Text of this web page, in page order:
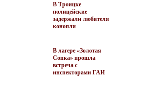
В Троицке
полицейские
задержали любителя
конопли
В лагере «Золотая
Сопка» прошла
встреча с
инспекторами ГАИ